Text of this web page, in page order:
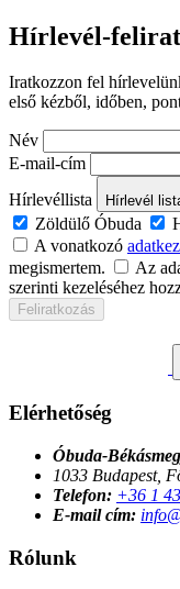
Hírlevél-
Iratkozzon fel
első kézből, időben,
Név
E-mail-cím
Hírlevéllista
Hírlevél
Zöldülő Óbuda
A vonatkozó
megismertem.
Az
szerinti kezeléséhez
Feliratkozás
Elérhetőség
Óbuda-
1033 Budapest,
Telefon: +36 1
E-mail cím:
Rólunk